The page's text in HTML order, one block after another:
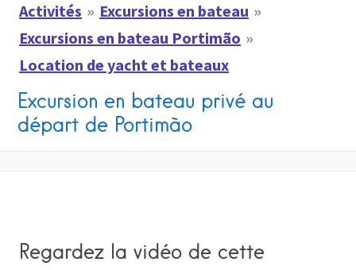
Activités
Excursions en bateau
Excursions en bateau Portimão
Location de yacht et bateaux
Excursion en bateau privé au
départ de Portimão
Regardez la vidéo de cette